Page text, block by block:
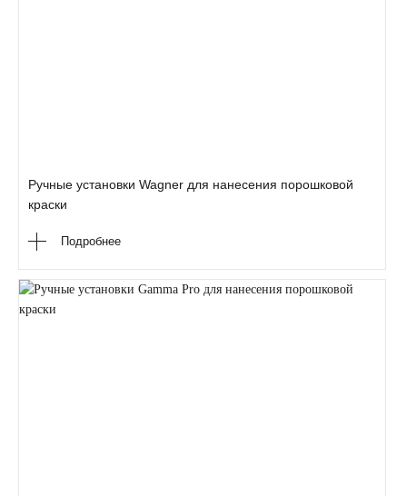
Ручные установки Wagner для нанесения порошковой
краски
Подробнее